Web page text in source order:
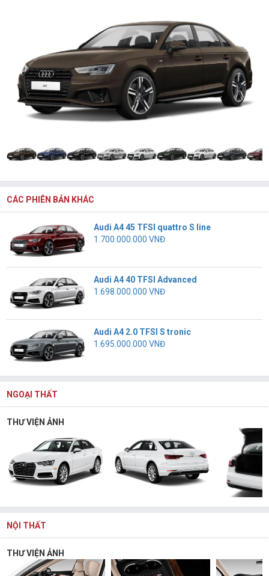
CÁC PHIÊN BẢN KHÁC
Audi A4 45 TFSI quattro S line
1.700.000.000 VNĐ
Audi A4 40 TFSI Advanced
1.698.000.000 VNĐ
Audi A4 2.0 TFSI S tronic
1.695.000.000 VNĐ
NGOẠI THẤT
THƯ VIỆN ẢNH
NỘI THẤT
THƯ VIỆN ẢNH